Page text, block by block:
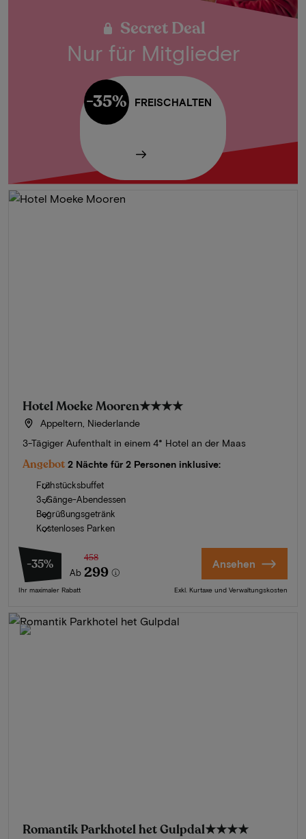
Secret Deal
Nur für Mitglieder
FREISCHALTEN
-35%
Hotel Moeke Mooren★★★★
Appeltern, Niederlande
3-Tägiger Aufenthalt in einem 4* Hotel an der Maas
Angebot 2 Nächte für 2 Personen inklusive:
Frühstücksbuffet
3-Gänge-Abendessen
Begrüßungsgetränk
Kostenloses Parken
-35%
Ab
458
299
Ihr maximaler Rabatt
Ansehen
Exkl. Kurtaxe und Verwaltungskosten
Romantik Parkhotel het Gulpdal★★★★